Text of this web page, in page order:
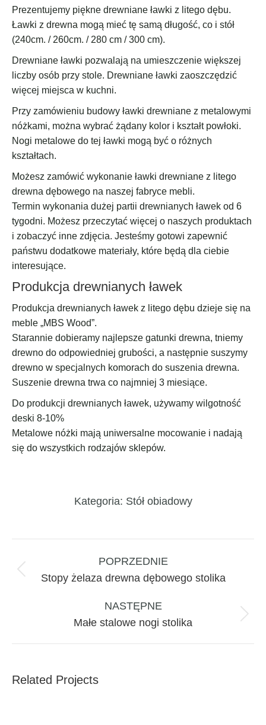
Prezentujemy piękne drewniane ławki z litego dębu.
Ławki z drewna mogą mieć tę samą długość, co i stół
(240cm. / 260cm. / 280 cm / 300 cm).
Drewniane ławki pozwalają na umieszczenie większej
liczby osób przy stole. Drewniane ławki zaoszczędzić
więcej miejsca w kuchni.
Przy zamówieniu budowy ławki drewniane z metalowymi
nóżkami, można wybrać żądany kolor i kształt powłoki.
Nogi metalowe do tej ławki mogą być o różnych
kształtach.
Możesz zamówić wykonanie ławki drewniane z litego
drewna dębowego na naszej fabryce mebli.
Termin wykonania dużej partii drewnianych ławek od 6
tygodni. Możesz przeczytać więcej o naszych produktach
i zobaczyć inne zdjęcia. Jesteśmy gotowi zapewnić
państwu dodatkowe materiały, które będą dla ciebie
interesujące.
Produkcja drewnianych ławek
Produkcja drewnianych ławek z litego dębu dzieje się na
meble „MBS Wood”.
Starannie dobieramy najlepsze gatunki drewna, tniemy
drewno do odpowiedniej grubości, a następnie suszymy
drewno w specjalnych komorach do suszenia drewna.
Suszenie drewna trwa co najmniej 3 miesiące.
Do produkcji drewnianych ławek, używamy wilgotność
deski 8-10%
Metalowe nóżki mają uniwersalne mocowanie i nadają
się do wszystkich rodzajów sklepów.
Kategoria: Stół obiadowy
navigation
POPRZEDNIE
Previous
Stopy żelaza drewna dębowego stolika
NASTĘPNE
Next
Małe stalowe nogi stolika
Related Projects